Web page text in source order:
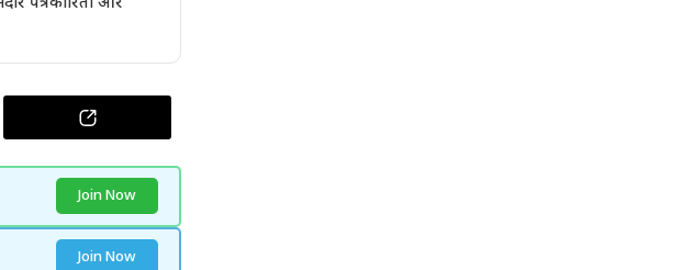
Join Now
Join Now